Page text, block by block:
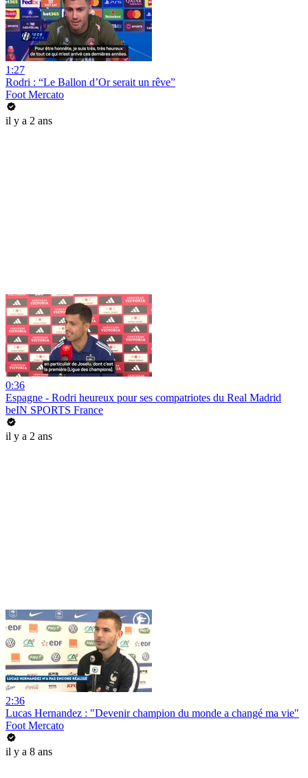
1:27
Rodri : “Le Ballon d’Or serait un rêve”
Foot Mercato
il y a 2 ans
0:36
Espagne - Rodri heureux pour ses compatriotes du Real Madrid
beIN SPORTS France
il y a 2 ans
2:36
Lucas Hernandez : "Devenir champion du monde a changé ma vie"
Foot Mercato
il y a 8 ans